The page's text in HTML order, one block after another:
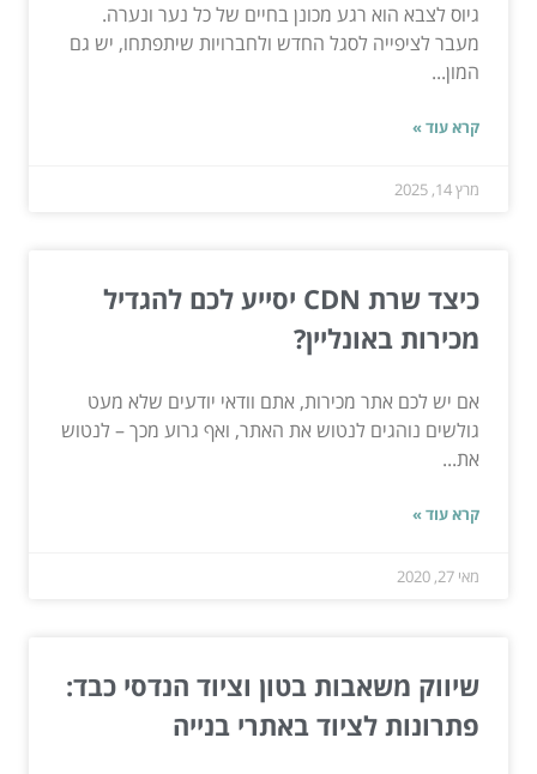
גיוס לצבא הוא רגע מכונן בחיים של כל נער ונערה.
מעבר לציפייה לסגל החדש ולחברויות שיתפתחו, יש גם
המון...
קרא עוד »
מרץ 14, 2025
כיצד שרת CDN יסייע לכם להגדיל
מכירות באונליין?
אם יש לכם אתר מכירות, אתם וודאי יודעים שלא מעט
גולשים נוהגים לנטוש את האתר, ואף גרוע מכך – לנטוש
את...
קרא עוד »
מאי 27, 2020
שיווק משאבות בטון וציוד הנדסי כבד:
פתרונות לציוד באתרי בנייה